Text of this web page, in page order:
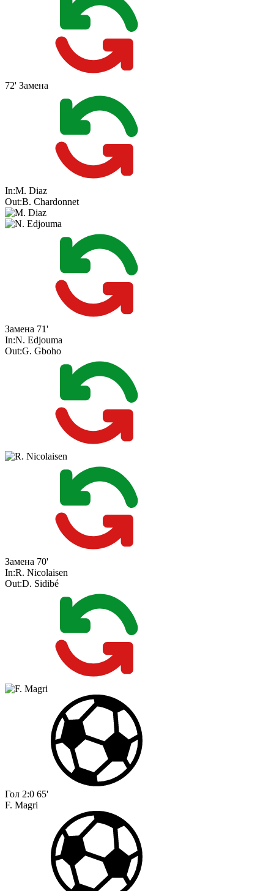
72' Замена
In:M. Diaz
Out:B. Chardonnet
Замена 71'
In:N. Edjouma
Out:G. Gboho
Замена 70'
In:R. Nicolaisen
Out:D. Sidibé
Гол 2:0 65'
F. Magri